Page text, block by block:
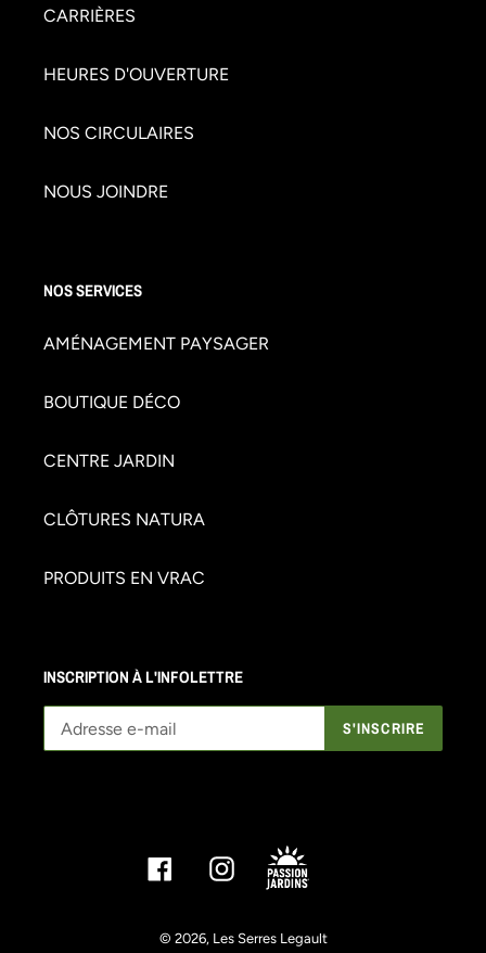
CARRIÈRES
HEURES D'OUVERTURE
NOS CIRCULAIRES
NOUS JOINDRE
NOS SERVICES
AMÉNAGEMENT PAYSAGER
BOUTIQUE DÉCO
CENTRE JARDIN
CLÔTURES NATURA
PRODUITS EN VRAC
INSCRIPTION À L'INFOLETTRE
S'INSCRIRE
FacebookInstagram
© 2026, Les Serres Legault